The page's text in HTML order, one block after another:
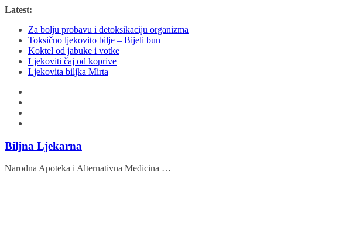
Skip
content
Latest:
Za bolju probavu i detoksikaciju organizma
Toksično ljekovito bilje – Bijeli bun
Koktel od jabuke i votke
Ljekoviti čaj od koprive
Ljekovita biljka Mirta
Biljna Ljekarna
Narodna Apoteka i Alternativna Medicina …